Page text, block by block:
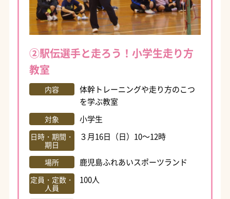
②駅伝選手と走ろう！小学生走り方
教室
内容
体幹トレーニングや走り方のこつ
を学ぶ教室
対象 小学生
日時・期間・
期日
３月16日（日）10～12時
場所 鹿児島ふれあいスポーツランド
定員・定数・
人員
100人